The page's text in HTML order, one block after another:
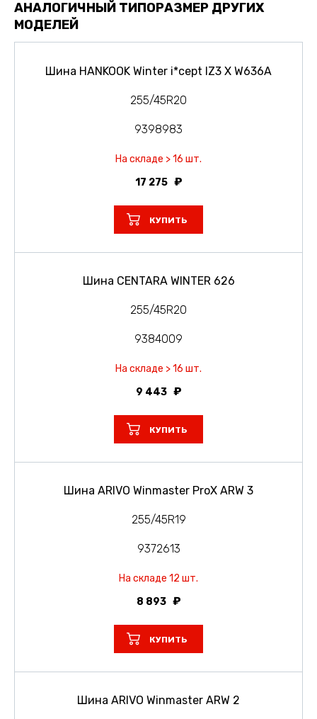
АНАЛОГИЧНЫЙ ТИПОРАЗМЕР ДРУГИХ
МОДЕЛЕЙ
Шина HANKOOK Winter i*cept IZ3 X W636A
255/45R20
9398983
На складе > 16 шт.
17 275
КУПИТЬ
Шина CENTARA WINTER 626
255/45R20
9384009
На складе > 16 шт.
9 443
КУПИТЬ
Шина ARIVO Winmaster ProX ARW 3
255/45R19
9372613
На складе 12 шт.
8 893
КУПИТЬ
Шина ARIVO Winmaster ARW 2